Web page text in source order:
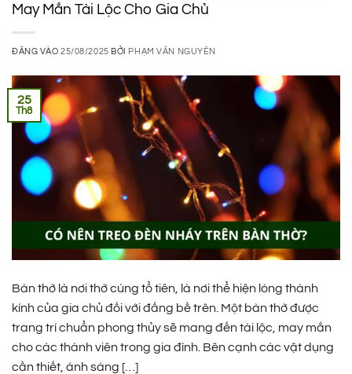
May Mắn Tài Lộc Cho Gia Chủ
ĐĂNG VÀO25/08/2025 BỞI PHẠM VĂN NGUYÊN
25
Th8
Bàn thờ là nơi thờ cúng tổ tiên, là nơi thể hiện lòng thành
kính của gia chủ đối với đấng bề trên. Một bàn thờ được
trang trí chuẩn phong thủy sẽ mang đến tài lộc, may mắn
cho các thành viên trong gia đình. Bên cạnh các vật dụng
cần thiết, ánh sáng […]